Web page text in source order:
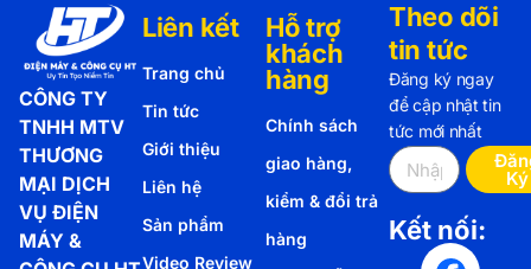
CÔNG TY
TNHH MTV
THƯƠNG
MẠI DỊCH
VỤ ĐIỆN
MÁY &
Liên kết
Trang chủ
Tin tức
Giới thiệu
Liên hệ
Sản phẩm
Video Review
Hỗ trợ
khách
hàng
Chính sách
giao hàng,
kiểm & đổi trả
hàng
Theo dõi
tin tức
Đăng ký ngay
để cập nhật tin
tức mới nhất
Ký
Kết nối: